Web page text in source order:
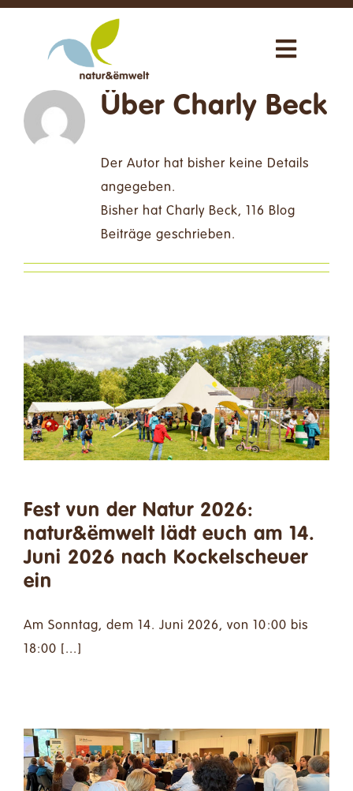
Zum
springen
Toggle
Über uns
Spenden
Kontakt
Suche
Deutsch
Über Charly Beck
Der Autor hat bisher keine Details
angegeben.
Bisher hat Charly Beck, 116 Blog
Beiträge geschrieben.
Fest vun der Natur 2026:
natur&ëmwelt lädt euch am 14.
Juni 2026 nach Kockelscheuer
ein
Am Sonntag, dem 14. Juni 2026, von 10:00 bis
18:00 [...]